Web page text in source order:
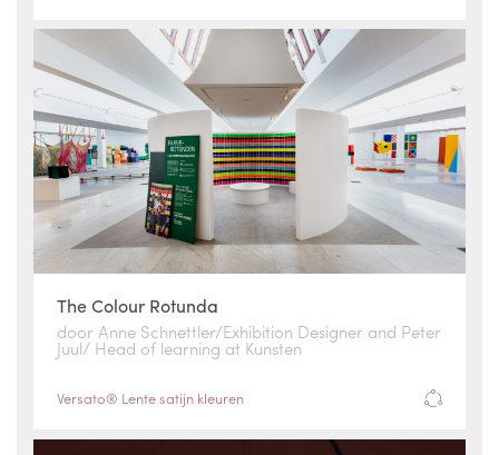
The Colour Rotunda
door Anne Schnettler/Exhibition Designer and Peter
Juul/ Head of learning at Kunsten
Versato® Lente satijn kleuren